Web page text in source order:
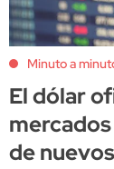
Minuto a
El dólar
de